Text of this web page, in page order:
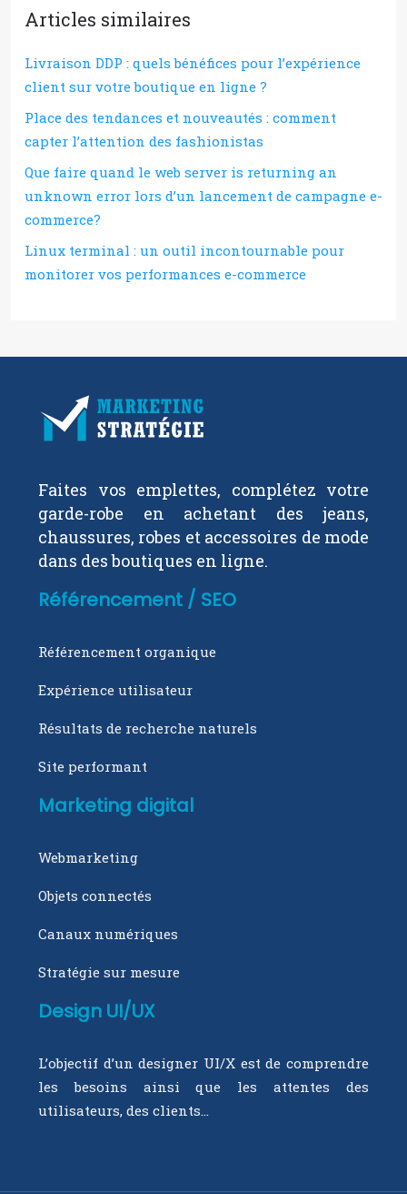
Articles similaires
Livraison DDP : quels bénéfices pour l’expérience
client sur votre boutique en ligne ?
Place des tendances et nouveautés : comment
capter l’attention des fashionistas
Que faire quand le web server is returning an
unknown error lors d’un lancement de campagne e-
commerce?
Linux terminal : un outil incontournable pour
monitorer vos performances e-commerce
Faites vos emplettes, complétez votre
garde-robe en achetant des jeans,
chaussures, robes et accessoires de mode
dans des boutiques en ligne.
Référencement / SEO
Référencement organique
Expérience utilisateur
Résultats de recherche naturels
Site performant
Marketing digital
Webmarketing
Objets connectés
Canaux numériques
Stratégie sur mesure
Design UI/UX
L’objectif d’un designer UI/X est de comprendre
les besoins ainsi que les attentes des
utilisateurs, des clients…